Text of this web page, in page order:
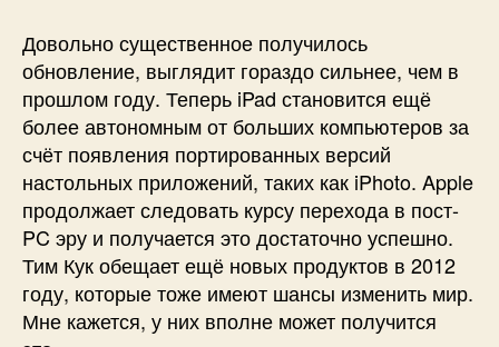
Довольно существенное получилось
обновление, выглядит гораздо сильнее, чем в
прошлом году. Теперь iPad становится ещё
более автономным от больших компьютеров за
счёт появления портированных версий
настольных приложений, таких как iPhoto. Apple
продолжает следовать курсу перехода в пост-
PC эру и получается это достаточно успешно.
Тим Кук обещает ещё новых продуктов в 2012
году, которые тоже имеют шансы изменить мир.
Мне кажется, у них вполне может получится